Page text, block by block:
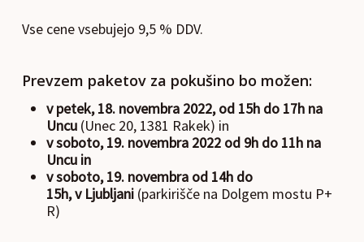
Vse cene vsebujejo 9,5 % DDV.
Prevzem paketov za pokušino bo možen:
v petek, 18. novembra 2022, od 15h do 17h na
Uncu(Unec 20, 1381 Rakek) in
v soboto, 19. novembra 2022 od 9h do 11h na
Uncu in
v soboto, 19. novembra od 14h do
15h,v Ljubljani(parkirišče na Dolgem mostu P+
R)